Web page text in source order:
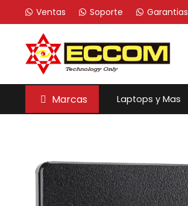
Ventas Soporte Garantias
Marcas Laptops y Mas